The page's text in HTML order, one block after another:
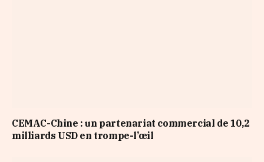
CEMAC-Chine : un partenariat commercial de 10,2
milliards USD en trompe-l’œil